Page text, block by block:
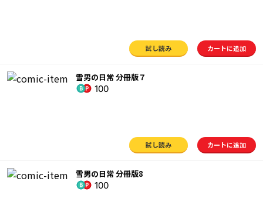
試し読み カートに追加
雪男の日常 分冊版７
100
試し読み カートに追加
雪男の日常 分冊版8
100